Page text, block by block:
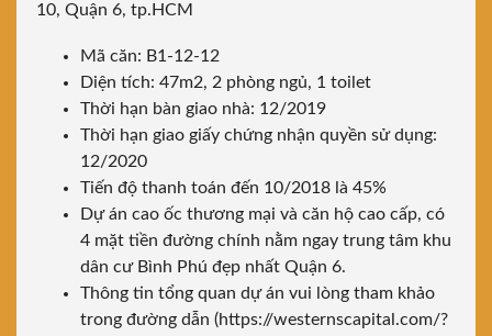
10, Quận 6, tp.HCM
Mã căn: B1-12-12
Diện tích: 47m2, 2 phòng ngủ, 1 toilet
Thời hạn bàn giao nhà: 12/2019
Thời hạn giao giấy chứng nhận quyền sử dụng:
12/2020
Tiến độ thanh toán đến 10/2018 là 45%
Dự án cao ốc thương mại và căn hộ cao cấp, có
4 mặt tiền đường chính nằm ngay trung tâm khu
dân cư Bình Phú đẹp nhất Quận 6.
Thông tin tổng quan dự án vui lòng tham khảo
trong đường dẫn (https://westernscapital.com/?